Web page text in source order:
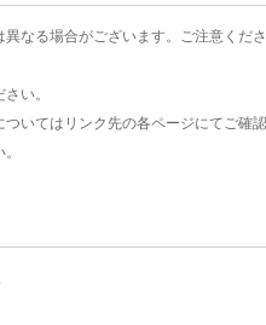
なる場合がございます。ご注意くださ
い。
いてはリンク先の各ページにてご確認